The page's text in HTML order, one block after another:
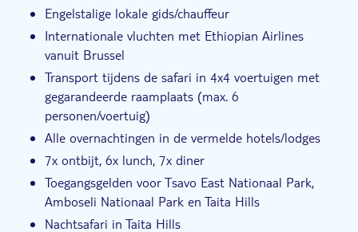
Engelstalige lokale gids/chauffeur
Internationale vluchten met Ethiopian Airlines
vanuit Brussel
Transport tijdens de safari in 4x4 voertuigen met
gegarandeerde raamplaats (max. 6
personen/voertuig)
Alle overnachtingen in de vermelde hotels/lodges
7x ontbijt, 6x lunch, 7x diner
Toegangsgelden voor Tsavo East Nationaal Park,
Amboseli Nationaal Park en Taita Hills
Nachtsafari in Taita Hills